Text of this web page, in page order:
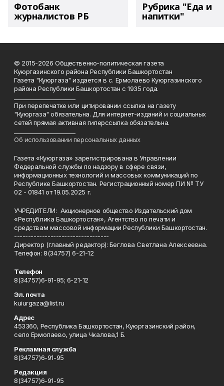
Фотобанк
журналистов РБ
Рубрика "Еда и
напитки"
© 2015-2026 Общественно-политическая газета
Куюргазинского района Республики Башкортостан
Газета "Куюргаза" издается в с. Ермолаево Куюргазинского
района Республики Башкортостан с 1935 года.
При перепечатке или цитировании ссылка на газету
"Куюргаза" обязательна. Для интернет-изданий и социальных
сетей прямая активная гиперссылка обязательна.
Об использовании персональных данных
Газета «Куюргаза» зарегистрирована в Управлении
Федеральной службы по надзору в сфере связи,
информационных технологий и массовых коммуникаций по
Республике Башкортостан. Регистрационный номер ПИ № ТУ
02 - 01841 от 19.05.2025 г.
УЧРЕДИТЕЛИ: Акционерное общество Издательский дом
«Республика Башкортостан», Агентство по печати и
средствам массовой информации Республики Башкортостан.
----------------------------------
Директор (главный редактор): Беглова Светлана Алексеевна.
Телефон: 8(34757) 6-21-12
Телефон
8(34757)6-91-95; 6-21-12
Эл. почта
kuiurgaza@list.ru
Адрес
453360, Республика Башкортостан, Куюргазинский район,
село Ермолаево, улица Чкалова,1 Б.
Рекламная служба
8(34757)6-91-95
Редакция
8(34757)6-91-95